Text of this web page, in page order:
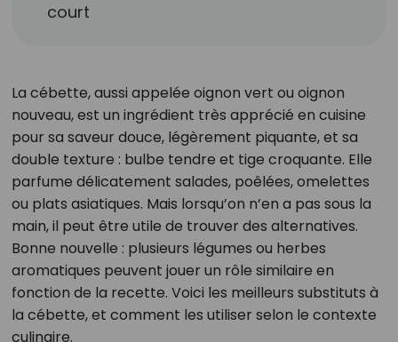
court
La cébette, aussi appelée oignon vert ou oignon
nouveau, est un ingrédient très apprécié en cuisine
pour sa saveur douce, légèrement piquante, et sa
double texture : bulbe tendre et tige croquante. Elle
parfume délicatement salades, poêlées, omelettes
ou plats asiatiques. Mais lorsqu’on n’en a pas sous la
main, il peut être utile de trouver des alternatives.
Bonne nouvelle : plusieurs légumes ou herbes
aromatiques peuvent jouer un rôle similaire en
fonction de la recette. Voici les meilleurs substituts à
la cébette, et comment les utiliser selon le contexte
culinaire.